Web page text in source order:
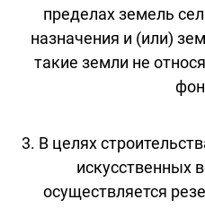
пределах земель
назначения и (или)
такие земли не
3. В целях
искусственных
осуществляется